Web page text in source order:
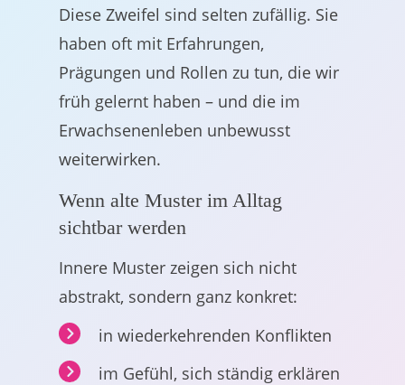
Diese Zweifel sind selten zufällig. Sie
haben oft mit Erfahrungen,
Prägungen und Rollen zu tun, die wir
früh gelernt haben – und die im
Erwachsenenleben unbewusst
weiterwirken.
Wenn alte Muster im Alltag
sichtbar werden
Innere Muster zeigen sich nicht
abstrakt, sondern ganz konkret:
in wiederkehrenden Konflikten
im Gefühl, sich ständig erklären